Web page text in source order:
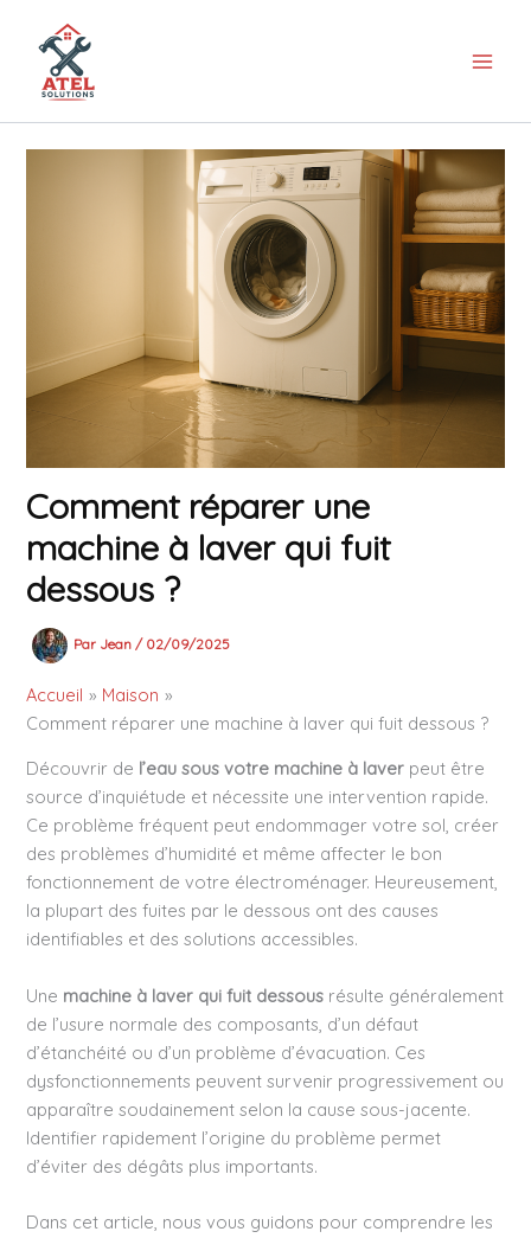
contenu
Comment réparer une
machine à laver qui fuit
dessous ?
Par Jean / 02/09/2025
Accueil
Maison
Comment réparer une machine à laver qui fuit dessous ?
Découvrir de l’eau sous votre machine à laver peut être
source d’inquiétude et nécessite une intervention rapide.
Ce problème fréquent peut endommager votre sol, créer
des problèmes d’humidité et même affecter le bon
fonctionnement de votre électroménager. Heureusement,
la plupart des fuites par le dessous ont des causes
identifiables et des solutions accessibles.
Une machine à laver qui fuit dessous résulte généralement
de l’usure normale des composants, d’un défaut
d’étanchéité ou d’un problème d’évacuation. Ces
dysfonctionnements peuvent survenir progressivement ou
apparaître soudainement selon la cause sous-jacente.
Identifier rapidement l’origine du problème permet
d’éviter des dégâts plus importants.
Dans cet article, nous vous guidons pour comprendre les